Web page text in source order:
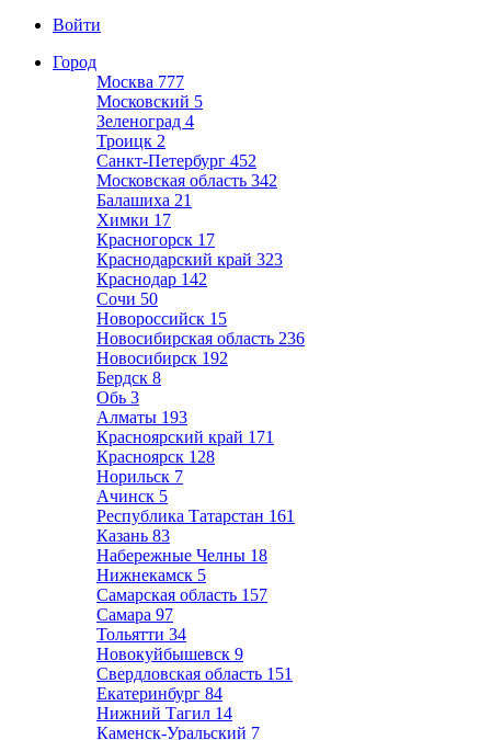
Войти
Город
Москва 777
Московский 5
Зеленоград 4
Троицк 2
Санкт-Петербург 452
Московская область 342
Балашиха 21
Химки 17
Красногорск 17
Краснодарский край 323
Краснодар 142
Сочи 50
Новороссийск 15
Новосибирская область 236
Новосибирск 192
Бердск 8
Обь 3
Алматы 193
Красноярский край 171
Красноярск 128
Норильск 7
Ачинск 5
Республика Татарстан 161
Казань 83
Набережные Челны 18
Нижнекамск 5
Самарская область 157
Самара 97
Тольятти 34
Новокуйбышевск 9
Свердловская область 151
Екатеринбург 84
Нижний Тагил 14
Каменск-Уральский 7